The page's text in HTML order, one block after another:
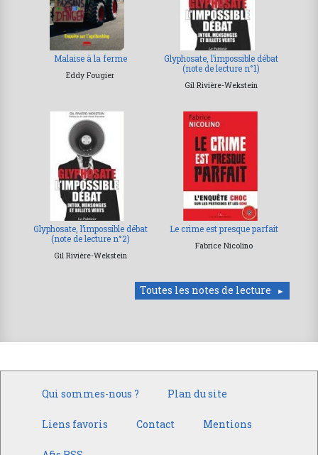
Malaise à la ferme
Eddy Fougier
Glyphosate, l’impossible débat
(note de lecture n°1)
Gil Rivière-Wekstein
Glyphosate, l’impossible débat
(note de lecture n°2)
Gil Rivière-Wekstein
Le crime est presque parfait
Fabrice Nicolino
Toutes les notes de lecture
Qui sommes-nous ? Plan du site
Liens favoris Contact Mentions